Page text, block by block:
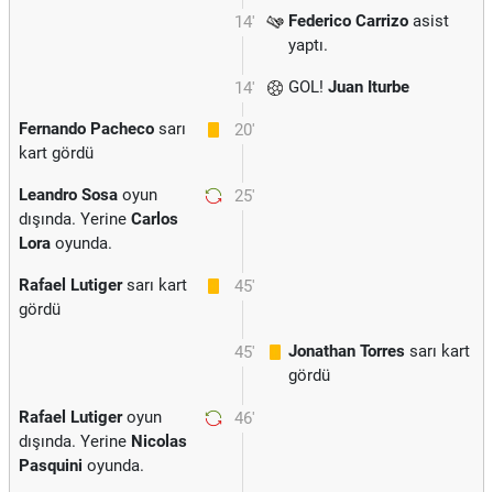
14' Federico Carrizo asist
yaptı.
14' GOL! Juan Iturbe
20'
Fernando Pacheco sarı
kart gördü
25'
Leandro Sosa oyun
dışında. Yerine Carlos
Lora oyunda.
45'
Rafael Lutigersarı kart
gördü
45' Jonathan Torres sarı kart
gördü
46'
Rafael Lutigeroyun
dışında. Yerine Nicolas
Pasquini oyunda.